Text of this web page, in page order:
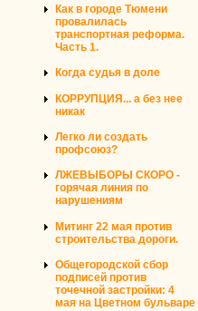
Как в городе Тюмени
провалилась
транспортная реформа.
Часть 1.
Когда судья в доле
КОРРУПЦИЯ... а без нее
никак
Легко ли создать
профсоюз?
ЛЖЕВЫБОРЫ СКОРО -
горячая линия по
нарушениям
Митинг 22 мая против
строительства дороги.
Общегородской сбор
подписей против
точечной застройки: 4
мая на Цветном бульваре